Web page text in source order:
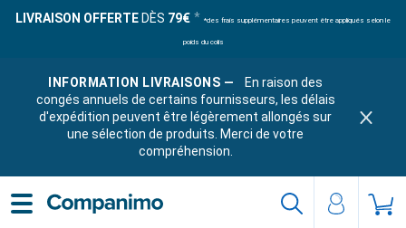
LIVRAISON OFFERTE DÈS 79€ *des frais supplémentaires peuvent être appliqués selon le
poids du colis
INFORMATION LIVRAISONS —
En raison des
congés annuels de certains fournisseurs, les délais
d'expédition peuvent être légèrement allongés sur
une sélection de produits. Merci de votre
compréhension.